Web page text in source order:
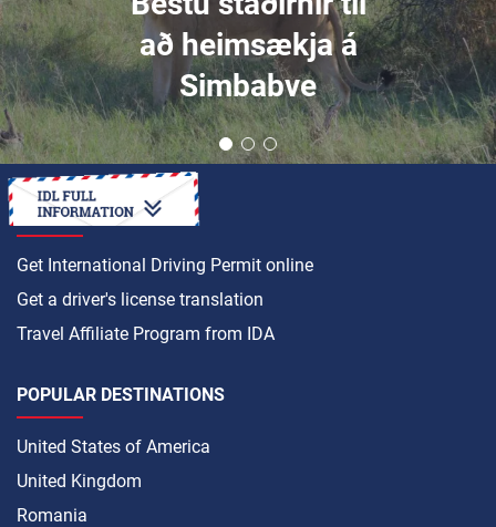
að heimsækja á
Simbabve
HOW TO
Get International Driving Permit online
Get a driver's license translation
Travel Affiliate Program from IDA
POPULAR DESTINATIONS
United States of America
United Kingdom
Romania